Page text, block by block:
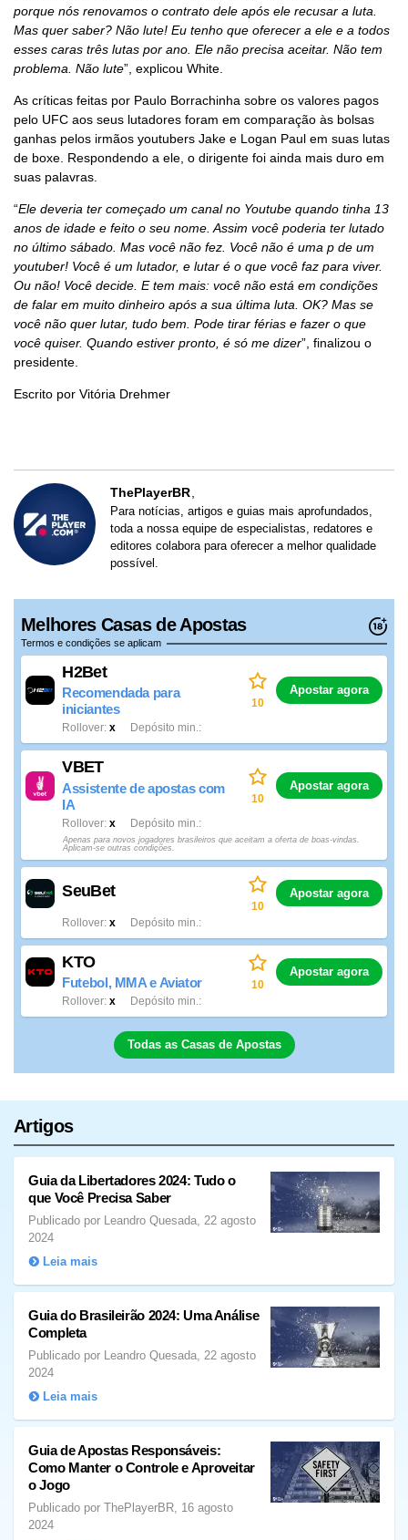
porque nós renovamos o contrato dele após ele recusar a luta.
Mas quer saber? Não lute! Eu tenho que oferecer a ele e a todos
esses caras três lutas por ano. Ele não precisa aceitar. Não tem
problema. Não lute”, explicou White.
As críticas feitas por Paulo Borrachinha sobre os valores pagos
pelo UFC aos seus lutadores foram em comparação às bolsas
ganhas pelos irmãos youtubers Jake e Logan Paul em suas lutas
de boxe. Respondendo a ele, o dirigente foi ainda mais duro em
suas palavras.
“Ele deveria ter começado um canal no Youtube quando tinha 13
anos de idade e feito o seu nome. Assim você poderia ter lutado
no último sábado. Mas você não fez. Você não é uma p de um
youtuber! Você é um lutador, e lutar é o que você faz para viver.
Ou não! Você decide. E tem mais: você não está em condições
de falar em muito dinheiro após a sua última luta. OK? Mas se
você não quer lutar, tudo bem. Pode tirar férias e fazer o que
você quiser. Quando estiver pronto, é só me dizer”, finalizou o
presidente.
Escrito por Vitória Drehmer
ThePlayerBR
Para notícias, artigos e guias mais aprofundados,
toda a nossa equipe de especialistas, redatores e
editores colabora para oferecer a melhor qualidade
possível.
Melhores Casas de Apostas
Termos e condições se aplicam
H2Bet
Recomendada para
iniciantes
x
Rollover Depósito min.
10
Apostar agora
VBET
Assistente de apostas com
IA
x
Rollover Depósito min.
10
Apostar agora
Apenas para novos jogadores brasileiros que aceitam a oferta de boas-vindas.
Aplicam-se outras condições.
SeuBet
x
Rollover Depósito min.
10
Apostar agora
KTO
Futebol, MMA e Aviator
x
Rollover Depósito min.
10
Apostar agora
Todas as Casas de Apostas
Artigos
Guia da Libertadores 2024: Tudo o
que Você Precisa Saber
Publicado por Leandro Quesada, 22 agosto
2024
Leia mais
Guia do Brasileirão 2024: Uma Análise
Completa
Publicado por Leandro Quesada, 22 agosto
2024
Leia mais
Guia de Apostas Responsáveis:
Como Manter o Controle e Aproveitar
o Jogo
Publicado por ThePlayerBR, 16 agosto
2024